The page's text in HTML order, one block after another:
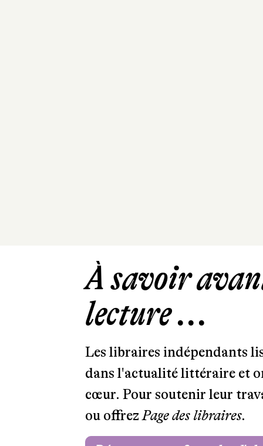
À savoir
lecture ...
Les libraires indépendants
dans l'actualité littéraire et
cœur. Pour soutenir leur
ou offrezPage des libraires.